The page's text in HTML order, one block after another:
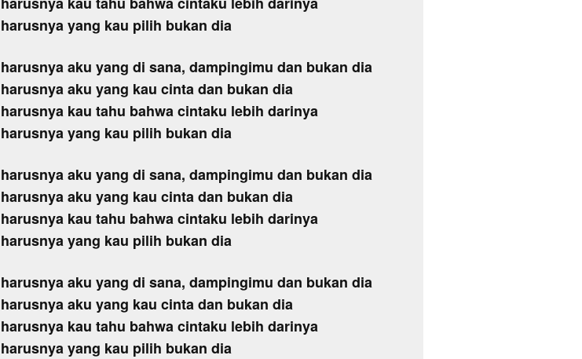
harusnya yang kau pilih bukan dia
harusnya aku yang di sana, dampingimu dan bukan dia
harusnya aku yang kau cinta dan bukan dia
harusnya kau tahu bahwa cintaku lebih darinya
harusnya yang kau pilih bukan dia
harusnya aku yang di sana, dampingimu dan bukan dia
harusnya aku yang kau cinta dan bukan dia
harusnya kau tahu bahwa cintaku lebih darinya
harusnya yang kau pilih bukan dia
harusnya aku yang di sana, dampingimu dan bukan dia
harusnya aku yang kau cinta dan bukan dia
harusnya kau tahu bahwa cintaku lebih darinya
harusnya yang kau pilih bukan dia